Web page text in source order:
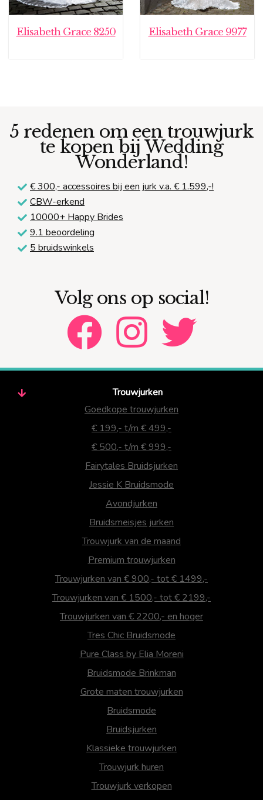
Elisabeth Grace 8250 Elisabeth Grace 9977
5 redenen om een trouwjurk
te kopen bij Wedding
Wonderland!
€ 300,- accessoires bij een jurk v.a. € 1.599,-!
CBW-erkend
10000+ Happy Brides
9.1 beoordeling
5 bruidswinkels
Volg ons op social!
Trouwjurken
Goedkope trouwjurken
€ 199,- t/m € 499,-
€ 500,- t/m € 999,-
Fairytales Bruidsjurken
Jessie K Bruidsmode
Avondjurken
Bruidsmeisjes jurken
Trouwjurk van de maand
Premium trouwjurken
Trouwjurken van € 900,- tot € 1499,-
Trouwjurken van € 1500,- tot € 2199,-
Trouwjurken van € 2200,- en hoger
Tres Chic Bruidsmode
Pure Class by Elia Moreni
Bruidsmode Brinkman
Grote maten trouwjurken
Bruidsmode
Bruidsjurken
Klassieke trouwjurken
Trouwjurk huren
Trouwjurk verkopen